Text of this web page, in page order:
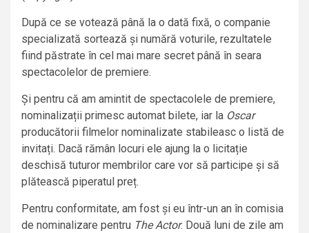
După ce se votează până la o dată fixă, o companie
specializată sortează și numără voturile, rezultatele
fiind păstrate în cel mai mare secret până în seara
spectacolelor de premiere.
Și pentru că am amintit de spectacolele de premiere,
nominalizații primesc automat bilete, iar la Oscar
producătorii filmelor nominalizate stabileasc o listă de
invitați. Dacă rămân locuri ele ajung la o licitație
deschisă tuturor membrilor care vor să participe și să
plătească piperatul preț.
Pentru conformitate, am fost și eu într-un an în comisia
de nominalizare pentru The Actor. Două luni de zile am